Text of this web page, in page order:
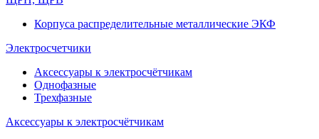
Корпуса распределительные металлические ЭКФ
Электросчетчики
Аксессуары к электросчётчикам
Однофазные
Трехфазные
Аксессуары к электросчётчикам